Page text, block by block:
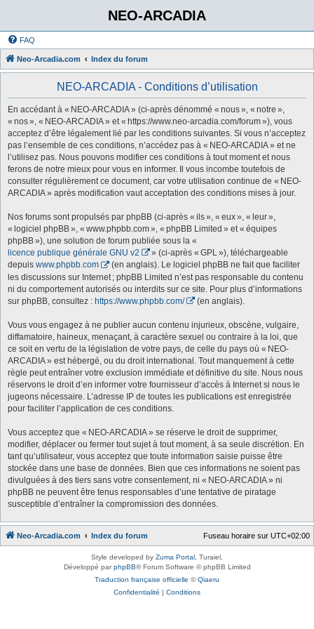
NEO-ARCADIA
FAQ
Neo-Arcadia.com Index du forum
NEO-ARCADIA - Conditions d’utilisation
En accédant à « NEO-ARCADIA » (ci-après dénommé « nous », « notre »,
« nos », « NEO-ARCADIA » et « https://www.neo-arcadia.com/forum »), vous
acceptez d’être légalement lié par les conditions suivantes. Si vous n’acceptez
pas l’ensemble de ces conditions, n’accédez pas à « NEO-ARCADIA » et ne
l’utilisez pas. Nous pouvons modifier ces conditions à tout moment et nous
ferons de notre mieux pour vous en informer. Il vous incombe toutefois de
consulter régulièrement ce document, car votre utilisation continue de « NEO-
ARCADIA » après modification vaut acceptation des conditions mises à jour.
Nos forums sont propulsés par phpBB (ci-après « ils », « eux », « leur »,
« logiciel phpBB », « www.phpbb.com », « phpBB Limited » et « équipes
phpBB »), une solution de forum publiée sous la «
licence publique générale GNU v2
» (ci-après « GPL »), téléchargeable
depuis www.phpbb.com
(en anglais). Le logiciel phpBB ne fait que faciliter
les discussions sur Internet ; phpBB Limited n’est pas responsable du contenu
ni du comportement autorisés ou interdits sur ce site. Pour plus d’informations
sur phpBB, consultez : https://www.phpbb.com/ (en anglais).
Vous vous engagez à ne publier aucun contenu injurieux, obscène, vulgaire,
diffamatoire, haineux, menaçant, à caractère sexuel ou contraire à la loi, que
ce soit en vertu de la législation de votre pays, de celle du pays où « NEO-
ARCADIA » est hébergé, ou du droit international. Tout manquement à cette
règle peut entraîner votre exclusion immédiate et définitive du site. Nous nous
réservons le droit d’en informer votre fournisseur d’accès à Internet si nous le
jugeons nécessaire. L’adresse IP de toutes les publications est enregistrée
pour faciliter l’application de ces conditions.
Vous acceptez que « NEO-ARCADIA » se réserve le droit de supprimer,
modifier, déplacer ou fermer tout sujet à tout moment, à sa seule discrétion. En
tant qu’utilisateur, vous acceptez que toute information saisie puisse être
stockée dans une base de données. Bien que ces informations ne soient pas
divulguées à des tiers sans votre consentement, ni « NEO-ARCADIA » ni
phpBB ne peuvent être tenus responsables d’une tentative de piratage
susceptible d’entraîner la compromission des données.
Neo-Arcadia.com Index du forum Fuseau horaire sur UTC+02:00
Style developed by Zuma Portal , Turaiel,
Développé parphpBB® Forum Software © phpBB Limited
Traduction française officielle ©Qiaeru
Confidentialité | Conditions